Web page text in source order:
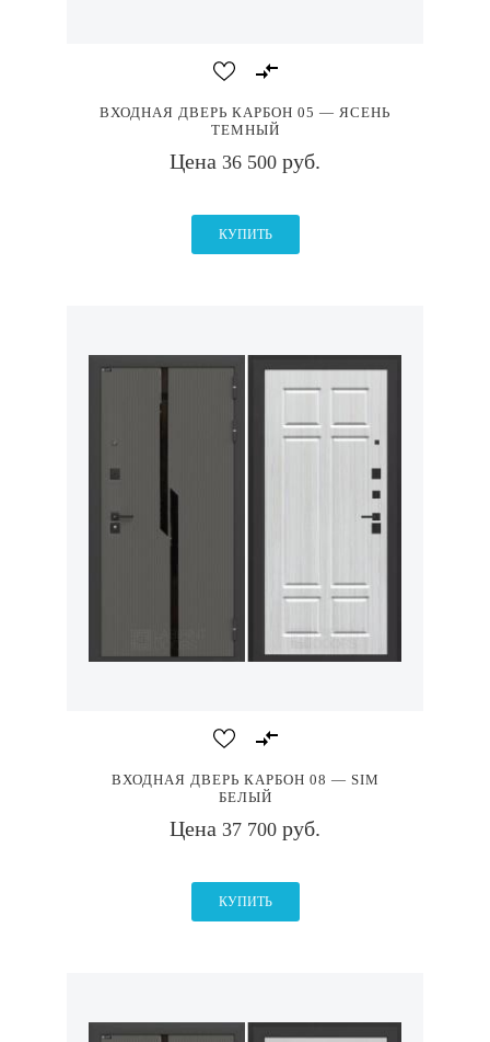
ВХОДНАЯ ДВЕРЬ КАРБОН 05 — ЯСЕНЬ
ТЕМНЫЙ
Цена 36 500 руб.
КУПИТЬ
ВХОДНАЯ ДВЕРЬ КАРБОН 08 — SIM
БЕЛЫЙ
Цена 37 700 руб.
КУПИТЬ